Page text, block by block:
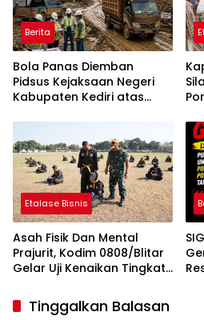
Berita
Bola Panas Diemban
Pidsus Kejaksaan Negeri
Kabupaten Kediri atas
Penggunaan Material
Ilegal Proyek Tol Kediri
Oleh PT. HASTARI JAYA
SENTOSA
Etalase Bisnis
Asah Fisik Dan Mental
Prajurit, Kodim 0808/Blitar
Gelar Uji Kenaikan Tingkat
Tinggalkan Balasan